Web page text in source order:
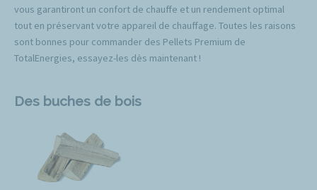
vous garantiront un confort de chauffe et un rendement optimal
tout en préservant votre appareil de chauffage. Toutes les raisons
sont bonnes pour commander des Pellets Premium de
TotalEnergies, essayez-les dès maintenant !
Des buches de bois